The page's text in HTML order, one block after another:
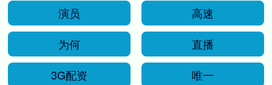
演员
高速
为何
直播
3G配资
唯一